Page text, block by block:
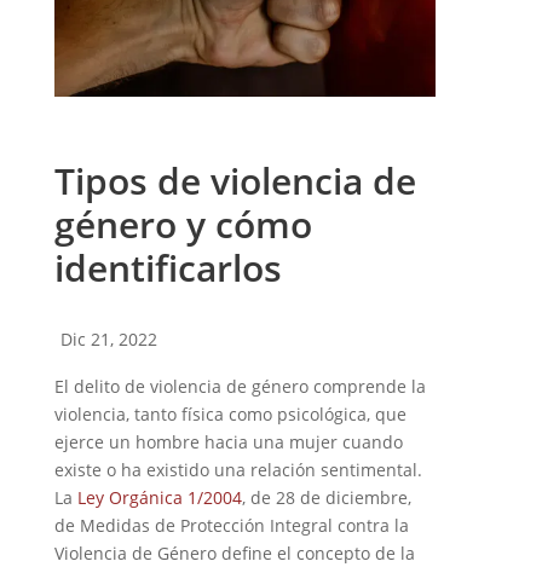
Tipos de violencia de
género y cómo
identificarlos
Dic 21, 2022
El delito de violencia de género comprende la
violencia, tanto física como psicológica, que
ejerce un hombre hacia una mujer cuando
existe o ha existido una relación sentimental.
La Ley Orgánica 1/2004, de 28 de diciembre,
de Medidas de Protección Integral contra la
Violencia de Género define el concepto de la